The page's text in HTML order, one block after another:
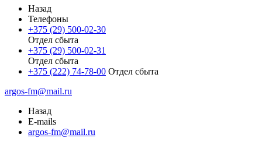
Назад
Телефоны
+375 (29) 500-02-30
Отдел сбыта
+375 (29) 500-02-31
Отдел сбыта
+375 (222) 74-78-00 Отдел сбыта
argos-fm@mail.ru
Назад
E-mails
argos-fm@mail.ru